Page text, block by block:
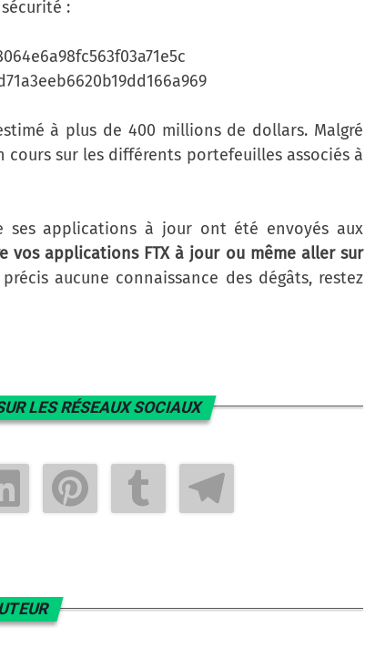
:
à plus de 400 millions de dollars. Malgré
sur les différents portefeuilles associés à
ses applications à jour ont été envoyés aux
vos applications FTX à jour ou même aller sur
aucune connaissance des dégâts, restez
LES RÉSEAUX SOCIAUX